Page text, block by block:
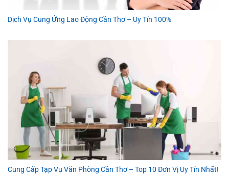
Dịch Vụ Cung Ứng Lao Động Cần Thơ – Uy Tín 100%
Cung Cấp Tạp Vụ Văn Phòng Cần Thơ – Top 10 Đơn Vị Uy Tín Nhất!